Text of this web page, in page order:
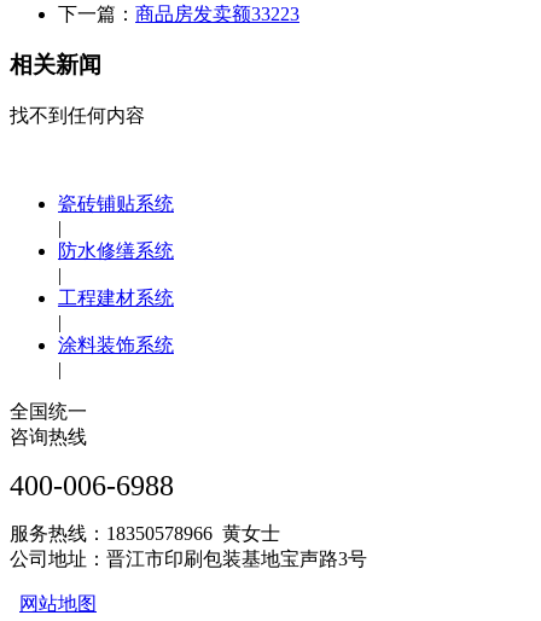
下一篇： 商品房发卖额33223
相关新闻
找不到任何内容
瓷砖铺贴系统
|
防水修缮系统
|
工程建材系统
|
涂料装饰系统
|
全国统一
咨询热线
400-006-6988
服务热线：18350578966 黄女士
公司地址：晋江市印刷包装基地宝声路3号
网站地图